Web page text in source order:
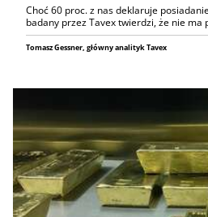
Choć 60 proc. z nas deklaruje
badany przez Tavex twierdzi, że nie ma
Tomasz Gessner, główny analityk Tavex